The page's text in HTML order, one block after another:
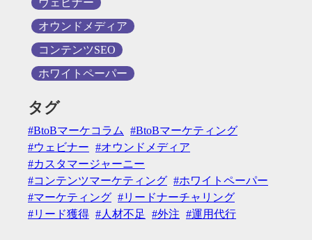
ウェビナー
オウンドメディア
コンテンツSEO
ホワイトペーパー
タグ
BtoBマーケコラム
BtoBマーケティング
ウェビナー
オウンドメディア
カスタマージャーニー
コンテンツマーケティング
ホワイトペーパー
マーケティング
リードナーチャリング
リード獲得
人材不足 外注 運用代行